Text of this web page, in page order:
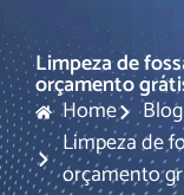
Limpeza de
orçamento
Home
Blog
Limpeza de
orçamento